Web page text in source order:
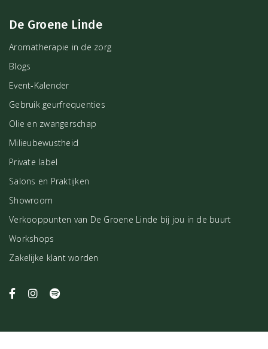
De Groene Linde
Aromatherapie in de zorg
Blogs
Event-Kalender
Gebruik geurfrequenties
Olie en zwangerschap
Milieubewustheid
Private label
Salons en Praktijken
Showroom
Verkooppunten van De Groene Linde bij jou in de buurt
Workshops
Zakelijke klant worden